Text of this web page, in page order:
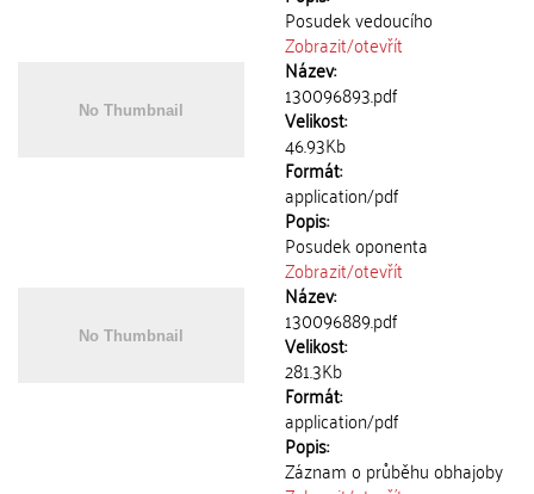
Posudek vedoucího
Zobrazit/otevřít
Název:
130096893.pdf
Velikost:
46.93Kb
Formát:
application/pdf
Popis:
Posudek oponenta
Zobrazit/otevřít
Název:
130096889.pdf
Velikost:
281.3Kb
Formát:
application/pdf
Popis:
Záznam o průběhu obhajoby